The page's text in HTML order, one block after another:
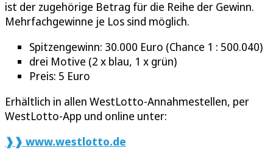
ist der zugehörige Betrag für die Reihe der Gewinn.
Mehrfachgewinne je Los sind möglich.
Spitzengewinn: 30.000 Euro (Chance 1 : 500.040)
drei Motive (2 x blau, 1 x grün)
Preis: 5 Euro
Erhältlich in allen WestLotto-Annahmestellen, per
WestLotto-App und online unter:
❱❱ www.westlotto.de